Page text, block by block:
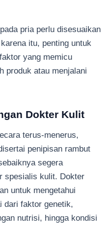
pria perlu disesuaikan
itu, penting untuk
yang memicu
produk atau menjalani
Dokter Kulit
terus-menerus,
penipisan rambut
segera
spesialis kulit. Dokter
untuk mengetahui
dari faktor genetik,
nutrisi, hingga kondisi